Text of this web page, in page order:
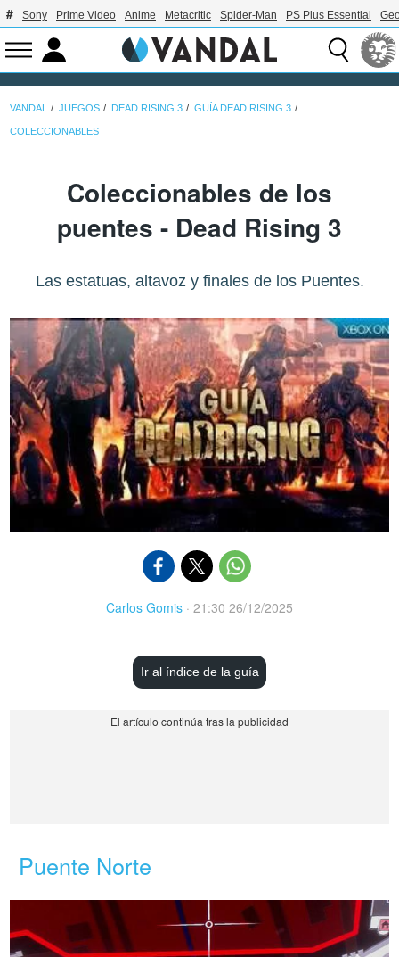
Sony Prime Video Anime Metacritic Spider-Man PS Plus Essential
VANDAL JUEGOS DEAD RISING 3 GUÍA DEAD RISING 3
COLECCIONABLES
Coleccionables de los
puentes - Dead Rising 3
Las estatuas, altavoz y finales de los Puentes.
Carlos Gomis · 21:30 26/12/2025
Ir al índice de la guía
Puente Norte